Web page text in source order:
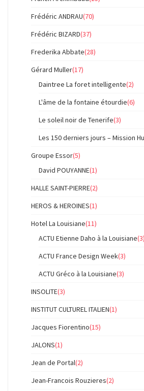
Frédéric ANDRAU(70)
Frédéric BIZARD(37)
Frederika Abbate(28)
Gérard Muller(17)
Daintree La foret intelligente(2)
L'âme de la fontaine étourdie(6)
Le soleil noir de Tenerife(3)
Les 150 derniers jours – Mission
Groupe Essor(5)
David POUYANNE(1)
HALLE SAINT-PIERRE(2)
HEROS & HEROINES(1)
Hotel La Louisiane(11)
ACTU Etienne Daho à la Louisiane(3)
ACTU France Design Week(3)
ACTU Gréco à la Louisiane(3)
INSOLITE(3)
INSTITUT CULTUREL ITALIEN(1)
Jacques Fiorentino(15)
JALONS(1)
Jean de Portal(2)
Jean-Francois Rouzieres(2)